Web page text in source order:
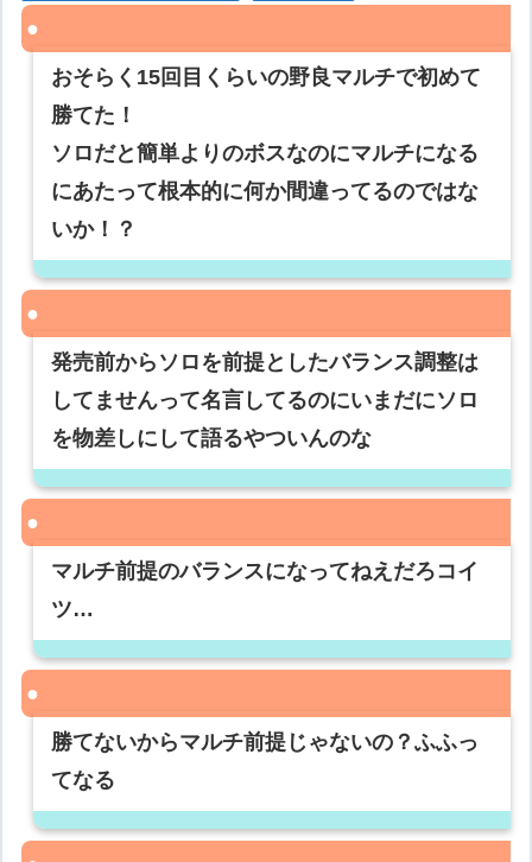
おそらく15回目くらいの野良マルチで初めて
勝てた！
ソロだと簡単よりのボスなのにマルチになる
にあたって根本的に何か間違ってるのではな
いか！？
発売前からソロを前提としたバランス調整は
してませんって名言してるのにいまだにソロ
を物差しにして語るやついんのな
マルチ前提のバランスになってねえだろコイ
ツ…
勝てないからマルチ前提じゃないの？ふふっ
てなる